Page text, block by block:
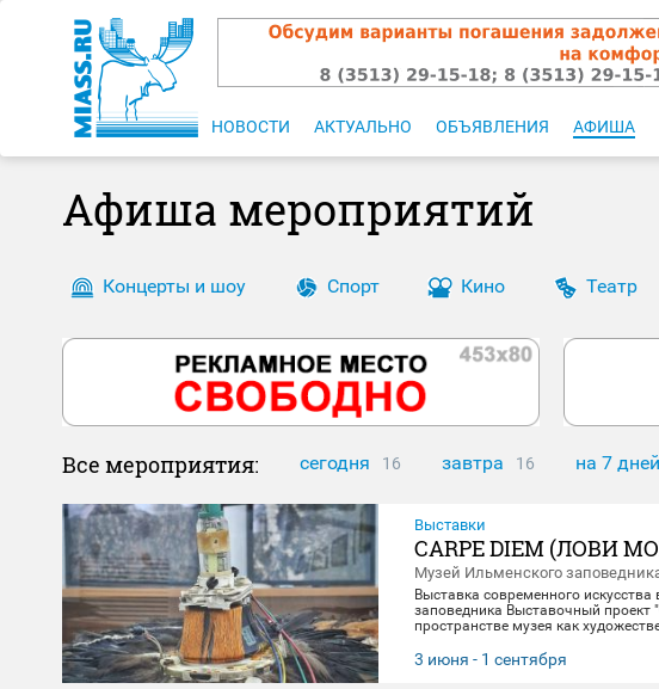
НОВОСТИ АКТУАЛЬНО ОБЪЯВЛЕНИЯ АФИША
Афиша мероприятий
Концерты и шоу Спорт Кино Театр
Все мероприятия: сегодня 16 завтра 16 на 7 дней
Выставки
CARPE DIEM (ЛОВИ
Музей Ильменского
Выставка современного
заповедника Выставочный проект
пространстве музея как
концептуального искусства,
"здесь и сейчас", чтобы
3 июня - 1 сентября